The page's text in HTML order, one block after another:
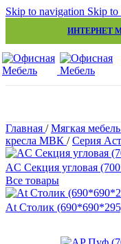
Skip to navigation Skip to
ИНТЕРНЕТ
Главная / Мягкая мебель
кресла МВК / Серия
AC Секция угловая
Все товары
At Столик